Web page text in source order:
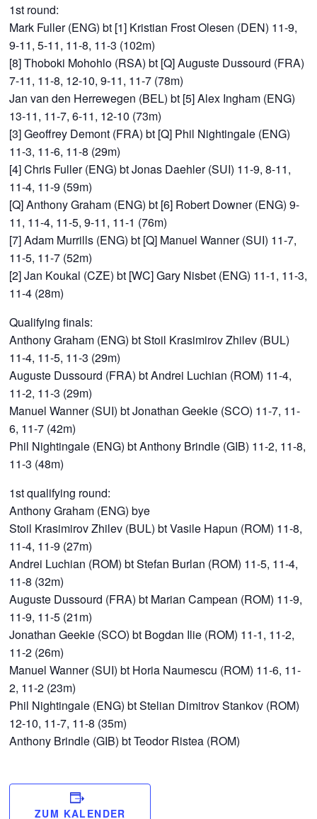
1st round:
Mark Fuller (ENG) bt [1] Kristian Frost Olesen (DEN) 11-9,
9-11, 5-11, 11-8, 11-3 (102m)
[8] Thoboki Mohohlo (RSA) bt [Q] Auguste Dussourd (FRA)
7-11, 11-8, 12-10, 9-11, 11-7 (78m)
Jan van den Herrewegen (BEL) bt [5] Alex Ingham (ENG)
13-11, 11-7, 6-11, 12-10 (73m)
[3] Geoffrey Demont (FRA) bt [Q] Phil Nightingale (ENG)
11-3, 11-6, 11-8 (29m)
[4] Chris Fuller (ENG) bt Jonas Daehler (SUI) 11-9, 8-11,
11-4, 11-9 (59m)
[Q] Anthony Graham (ENG) bt [6] Robert Downer (ENG) 9-
11, 11-4, 11-5, 9-11, 11-1 (76m)
[7] Adam Murrills (ENG) bt [Q] Manuel Wanner (SUI) 11-7,
11-5, 11-7 (52m)
[2] Jan Koukal (CZE) bt [WC] Gary Nisbet (ENG) 11-1, 11-3,
11-4 (28m)
Qualifying finals:
Anthony Graham (ENG) bt Stoil Krasimirov Zhilev (BUL)
11-4, 11-5, 11-3 (29m)
Auguste Dussourd (FRA) bt Andrei Luchian (ROM) 11-4,
11-2, 11-3 (29m)
Manuel Wanner (SUI) bt Jonathan Geekie (SCO) 11-7, 11-
6, 11-7 (42m)
Phil Nightingale (ENG) bt Anthony Brindle (GIB) 11-2, 11-8,
11-3 (48m)
1st qualifying round:
Anthony Graham (ENG) bye
Stoil Krasimirov Zhilev (BUL) bt Vasile Hapun (ROM) 11-8,
11-4, 11-9 (27m)
Andrei Luchian (ROM) bt Stefan Burlan (ROM) 11-5, 11-4,
11-8 (32m)
Auguste Dussourd (FRA) bt Marian Campean (ROM) 11-9,
11-9, 11-5 (21m)
Jonathan Geekie (SCO) bt Bogdan Ilie (ROM) 11-1, 11-2,
11-2 (26m)
Manuel Wanner (SUI) bt Horia Naumescu (ROM) 11-6, 11-
2, 11-2 (23m)
Phil Nightingale (ENG) bt Stelian Dimitrov Stankov (ROM)
12-10, 11-7, 11-8 (35m)
Anthony Brindle (GIB) bt Teodor Ristea (ROM)
ZUM KALENDER